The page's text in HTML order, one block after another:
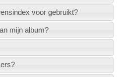
voor gebruikt?
mijn album?